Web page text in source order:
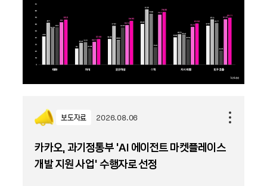
보도자료 2026.08.06
카카오, 과기정통부 ‘AI 에이전트 마켓플레이스
개발 지원 사업’ 수행자로 선정